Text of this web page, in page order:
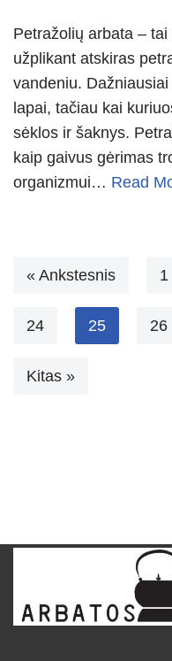
Petražolių arbata –
užplikant atskiras
vandeniu.
lapai, tačiau kai
sėklos ir šaknys.
kaip gaivus gėrimas
organizmui… Read
« Ankstesnis 1
24 25 26
Kitas »